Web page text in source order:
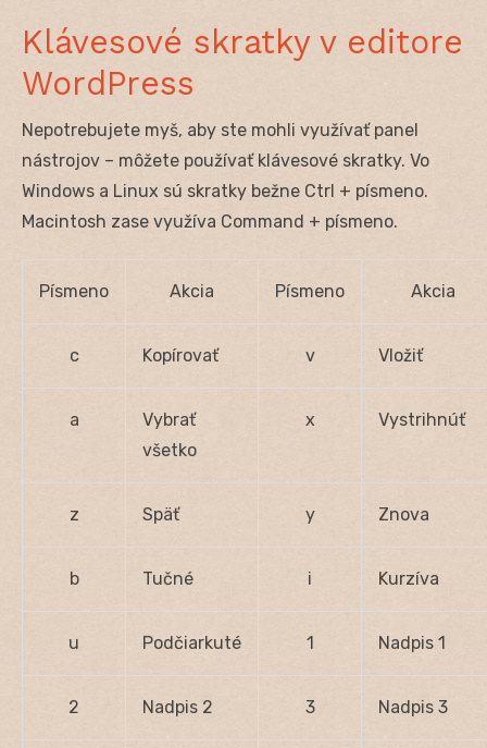
Klávesové skratky v editore
WordPress
Nepotrebujete myš, aby ste mohli využívať panel
nástrojov – môžete používať klávesové skratky. Vo
Windows a Linux sú skratky bežne Ctrl + písmeno.
Macintosh zase využíva Command + písmeno.
Písmeno Akcia Písmeno Akcia
c Kopírovať v Vložiť
a
Vybrať
všetko
x Vystrihnúť
z Späť y Znova
b Tučné i Kurzíva
u Podčiarkuté 1 Nadpis 1
2 Nadpis 2 3 Nadpis 3